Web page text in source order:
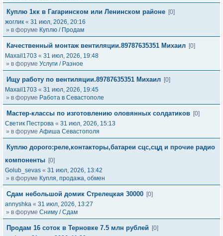
Куплю 1кк в Гагаринском или Ленинском районе [0]
жоглик « 31 июл, 2026, 20:16
» в форуме Куплю / Продам
Качественный монтаж вентиляции.89787635351 Михаил [0]
Maxail1703 « 31 июл, 2026, 19:48
» в форуме Услуги / Разное
Ищу работу по вентиляции.89787635351 Михаил [0]
Maxail1703 « 31 июл, 2026, 19:45
» в форуме Работа в Севастополе
Мастер-классы по изготовлению оловянных солдатиков [0]
Светик Пестрова « 31 июл, 2026, 15:13
» в форуме Афиша Севастополя
Куплю дорого:реле,контакторы,батареи сцс,сцд и прочие радио
компоненты [0]
Golub_sevas « 31 июл, 2026, 13:42
» в форуме Купля, продажа, обмен
Сдам небольшой домик Стрелецкая 30000 [0]
annyshka « 31 июл, 2026, 13:27
» в форуме Сниму / Сдам
Продам 16 соток в Терновке 7.5 млн рублей
[0]